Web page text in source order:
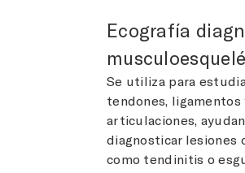
Ecografía
Se utiliza para
tendones, ligamentos
articulaciones,
diagnosticar lesiones
como tendinitis o